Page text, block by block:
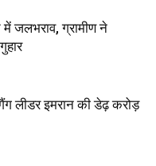
जलभराव, ग्रामीण ने
लीडर इमरान की डेढ़ करोड़